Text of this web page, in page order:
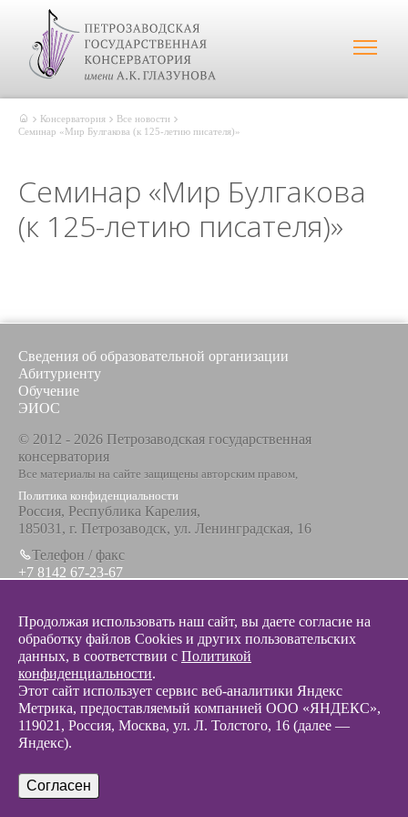
Консерватория
Все новости
Семинар «Мир Булгакова (к 125-летию писателя)»
Семинар «Мир Булгакова
(к 125-летию писателя)»
Сведения об образовательной организации
Абитуриенту
Обучение
ЭИОС
© 2012 - 2026 Петрозаводская государственная
консерватория
Все материалы на сайте защищены авторским правом,
Политика конфиденциальности
Россия, Республика Карелия,
185031, г. Петрозаводск, ул. Ленинградская, 16
Телефон / факс
+7 8142 67-23-67
© 2012 - 2026 Разработка и поддержка сайта ООО «Интэрсо »
Продолжая использовать наш сайт, вы даете согласие на
обработку файлов Cookies и других пользовательских
данных, в соответствии с Политикой
конфиденциальности.
Этот сайт использует сервис веб-аналитики Яндекс
Метрика, предоставляемый компанией ООО «ЯНДЕКС»,
119021, Россия, Москва, ул. Л. Толстого, 16 (далее —
Яндекс).
Согласен